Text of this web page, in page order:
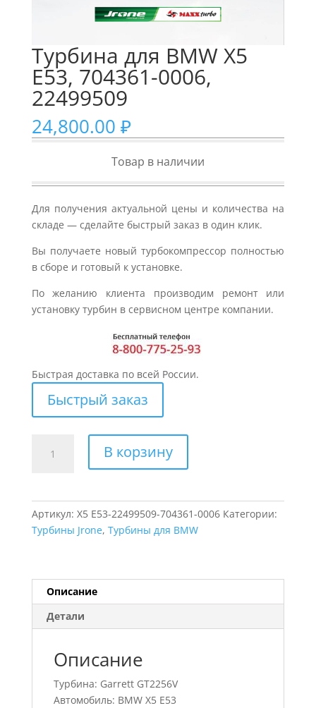
Турбина для BMW X5
E53, 704361-0006,
22499509
24,800.00 ₽
Товар в наличии
Для получения актуальной цены и количества на
складе — сделайте быстрый заказ в один клик.
Вы получаете новый турбокомпрессор полностью
в сборе и готовый к установке.
По желанию клиента производим ремонт или
установку турбин в сервисном центре компании.
Быстрая доставка по всей России.
Быстрый заказ
товара
X5
E53,
22499509
В корзину
Артикул: X5 E53-22499509-704361-0006 Категории:
Турбины Jrone, Турбины для BMW
Описание
Детали
Описание
Турбина: Garrett GT2256V
Автомобиль: BMW X5 E53